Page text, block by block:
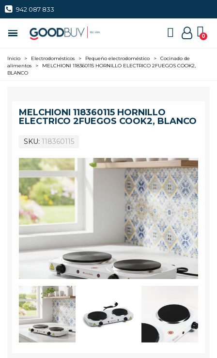
942 087 833
Inicio > Electrodomésticos > Pequeño electrodoméstico >
Cocinado de
alimentos
>
MELCHIONI 118360115 HORNILLO ELECTRICO 2FUEGOS COOK2,
BLANCO
MELCHIONI 118360115 HORNILLO
ELECTRICO 2FUEGOS COOK2, BLANCO
SKU 118360115